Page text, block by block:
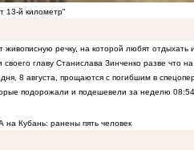
13-й километр"
живописную речку, на которой любят отдыхать
главу Станислава Зинченко разве что
8 августа, прощаются с погибшим в
подорожали и подешевели за неделю 08:54
на Кубань: ранены пять человек